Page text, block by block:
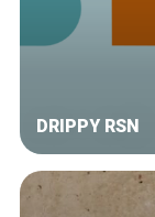
DRIPPY RSN